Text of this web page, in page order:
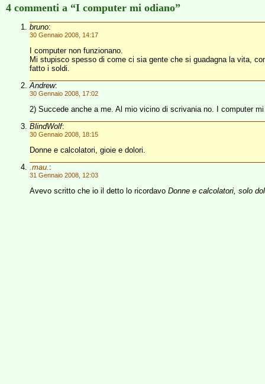
4 commenti a “I computer mi odiano”
bruno:
30 Gennaio 2008, 14:17
I computer non funzionano.
Mi stupisco spesso di come ci sia gente che si guadagna la vita,
fatto i soldi.
Andrew:
30 Gennaio 2008, 17:02
2) Succede anche a me. Al mio vicino di scrivania no. I computer
BlindWolf:
30 Gennaio 2008, 18:15
Donne e calcolatori, gioie e dolori.
.mau. :
31 Gennaio 2008, 12:03
Avevo scritto che io il detto lo ricordavo Donne e calcolatori, solo